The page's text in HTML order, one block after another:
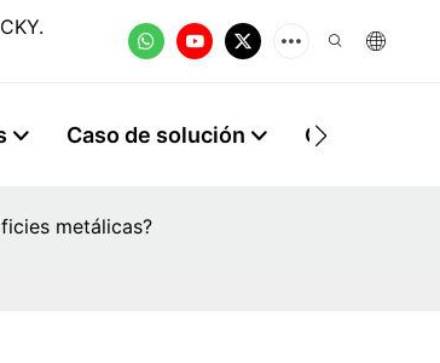
Caso de solución Contacto
metálicas?